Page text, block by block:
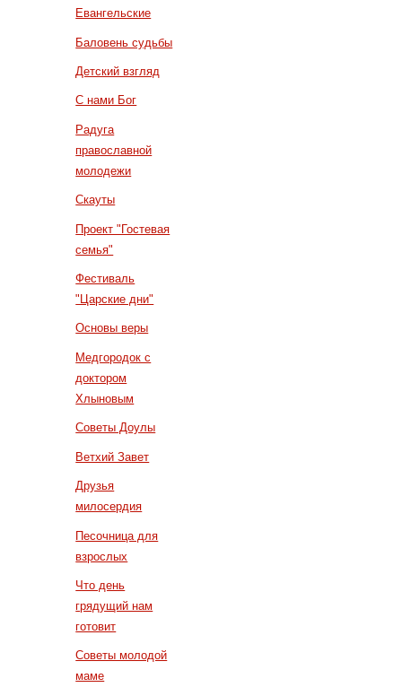
Евангельские
Баловень судьбы
Детский взгляд
С нами Бог
Радуга
православной
молодежи
Скауты
Проект "Гостевая
семья"
Фестиваль
"Царские дни"
Основы веры
Медгородок с
доктором
Хлыновым
Советы Доулы
Ветхий Завет
Друзья
милосердия
Песочница для
взрослых
Что день
грядущий нам
готовит
Советы молодой
маме